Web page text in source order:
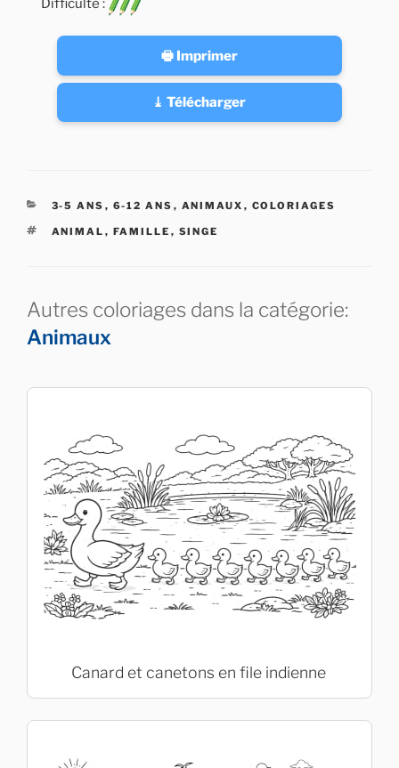
Difficulté :
🖶 Imprimer
⤓ Télécharger
CATÉGORIES
3-5 ANS , 6-12 ANS , ANIMAUX , COLORIAGES
ÉTIQUETTES
ANIMAL , FAMILLE , SINGE
Autres coloriages dans la catégorie:
Animaux
Canard et canetons en file indienne